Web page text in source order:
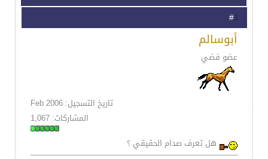
1
أبوسالم
عضو فضي
تاريخ التسجيل: Feb 2006
المشاركات: 1,067
هل تعرف صدام الحقيقي ؟